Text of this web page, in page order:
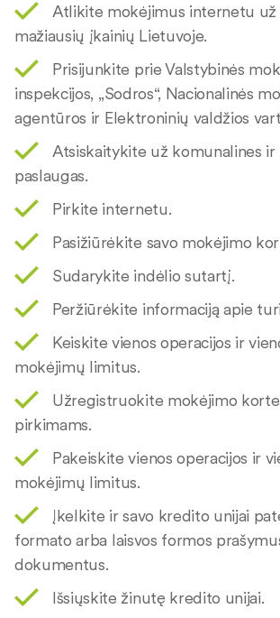
Atlikite mokėjimus internetu už
mažiausių įkainių Lietuvoje.
Prisijunkite prie Valstybinės
inspekcijos, „Sodros“, Nacionalinės
agentūros ir Elektroninių valdžios
Atsiskaitykite už komunalines ir
paslaugas.
Pirkite internetu.
Pasižiūrėkite savo mokėjimo
Sudarykite indėlio sutartį.
Peržiūrėkite informaciją apie
Keiskite vienos operacijos ir
mokėjimų limitus.
Užregistruokite mokėjimo
pirkimams.
Pakeiskite vienos operacijos ir
mokėjimų limitus.
Įkelkite ir savo kredito unijai
formato arba laisvos formos
dokumentus.
Išsiųskite žinutę kredito unijai.